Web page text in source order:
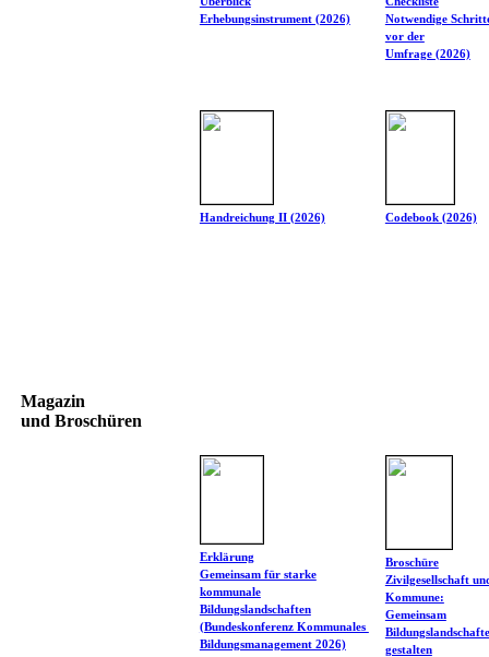
Erhebungsinstrument (2026)
Notwendige
vor der
Umfrage (2026)
Handreichung II (2026) Codebook (2026)
Magazin
und Broschüren
Erklärung
Gemeinsam für starke
kommunale
Bildungslandschaften
(Bundeskonferenz Kommunales
Bildungsmanagement 2026)
Broschüre
Zivilgesellschaft
Kommune:
Gemeinsam
gestalten